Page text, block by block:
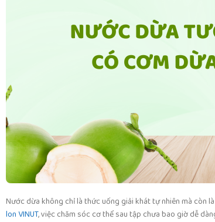
Nước dừa không chỉ là thức uống giải khát tự nhiên mà còn
lon VINUT, việc chăm sóc cơ thể sau tập chưa bao giờ dễ